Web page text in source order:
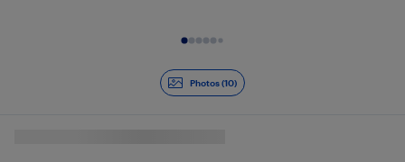
Photos (10)